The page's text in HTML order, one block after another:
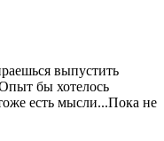
выпустить
бы хотелось
есть мысли...Пока не